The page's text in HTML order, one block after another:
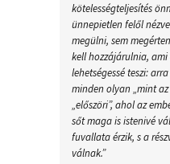
kötelességteljesítés
ünnepietlen felől
megülni, sem
kell hozzájárulnia,
lehetségessé teszi:
minden olyan „mint az
„előszöri”, ahol az
sőt maga is istenivé
fuvallata érzik, s a
válnak.”